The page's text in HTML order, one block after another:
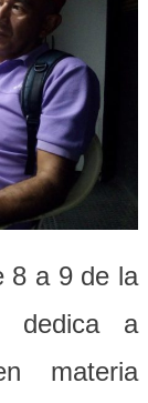
8 a 9 de la
dedica a
materia